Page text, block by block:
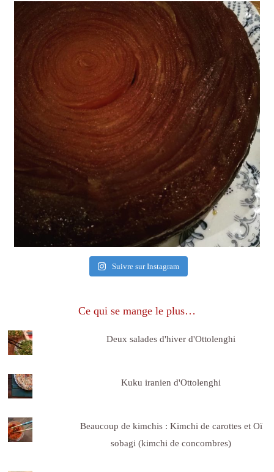
Suivre sur Instagram
Ce qui se mange le plus…
Deux salades d'hiver d'Ottolenghi
Kuku iranien d'Ottolenghi
Beaucoup de kimchis : Kimchi de carottes et Oï
sobagi (kimchi de concombres)